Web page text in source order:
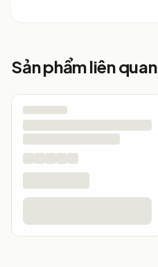
Sản phẩm liên quan